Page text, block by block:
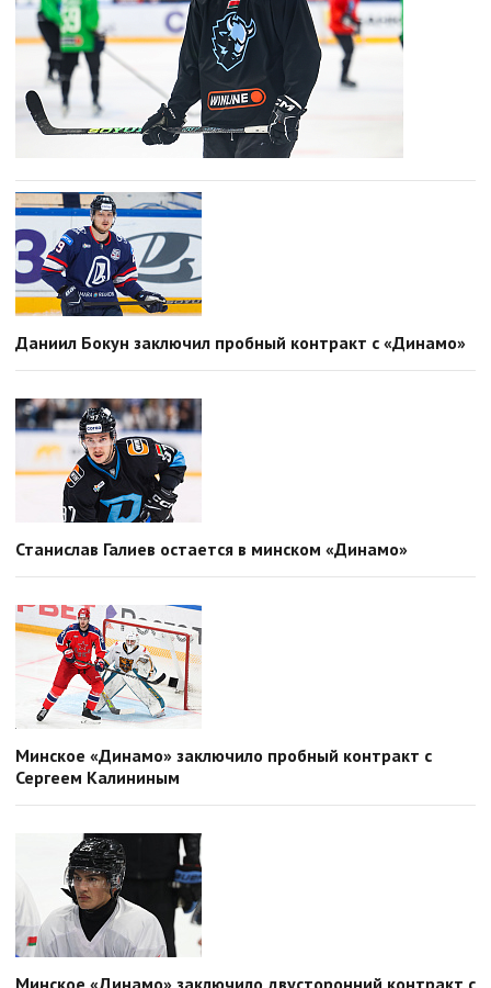
Даниил Бокун заключил пробный контракт с «Динамо»
Станислав Галиев остается в минском «Динамо»
Минское «Динамо» заключило пробный контракт с
Сергеем Калининым
Минское «Динамо» заключило двусторонний контракт с